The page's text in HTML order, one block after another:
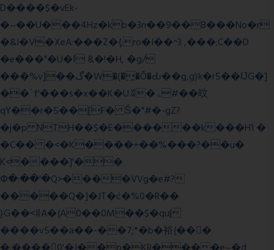
D����$�vEk-
�~��U���4Hz�kb�3n��9��8���No�r
�&I�V�XeA:���Z�{;ro�I��^3 ,���;C��D
�e���"�U�ǀ &�!�H, �g/
���%v]��گ�W�(�̟�Õ�Ԃ��g,g}k�r5��ĲG�]
��`f'���s�x��K�U.ʬ�ۃ#��旼
qY��r�5��[F� Ŝ�"#�-gZ?
�j�p NTH��$�E������k���H1 �
�C�� �<�K����+��%���?��u�
K<����]'��
Փ�:��'�Q>����VVg�e#?
�����Q�]�JT�݁c�%0�R��
}G��˂IŀA�{A0��0M��$�qu|
����v5��a��-��7;*�b�裕{���ً